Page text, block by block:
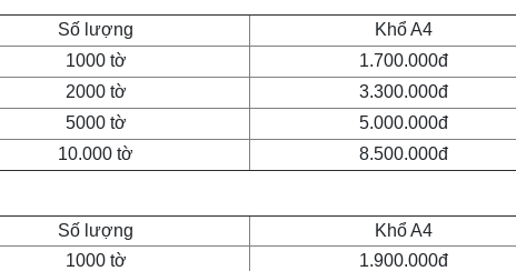
Số lượng Khổ A4
1000 tờ
1.700.000đ
2000 tờ
3.300.000đ
5000 tờ
5.000.000đ
10.000 tờ
8.500.000đ
Số lượng Khổ A4
1000 tờ
1.900.000đ